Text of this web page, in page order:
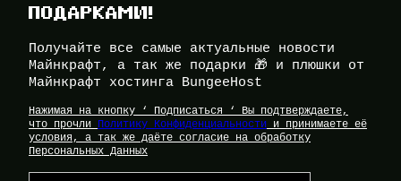
ПОДАРКАМИ!
Получайте все самые актуальные новости
Майнкрафт, а так же подарки 🎁 и плюшки от
Майнкрафт хостинга BungeeHost
Нажимая на кнопку ‘ Подписаться ‘ Вы подтверждаете,
что прочли Политику Конфиденциальности и принимаете её
условия, а так же даёте согласие на обработку
Персональных Данных